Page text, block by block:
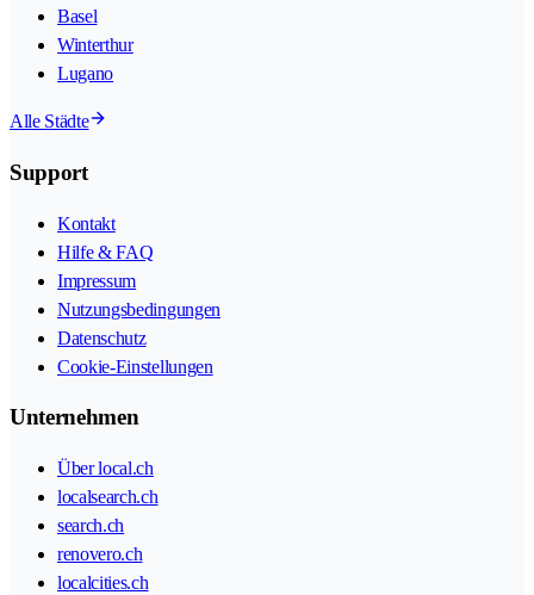
Basel
Winterthur
Lugano
Alle Städte
Support
Kontakt
Hilfe & FAQ
Impressum
Nutzungsbedingungen
Datenschutz
Cookie-Einstellungen
Unternehmen
Über local.ch
localsearch.ch
search.ch
renovero.ch
localcities.ch